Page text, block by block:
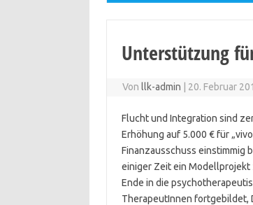
Unterstützung
Von llk-admin 20. Februar
Flucht und Integration sind
Erhöhung auf 5.000 € für
Finanzausschuss einstimmig
einiger Zeit ein Modellprojekt
Ende in die
TherapeutInnen fortgebildet,